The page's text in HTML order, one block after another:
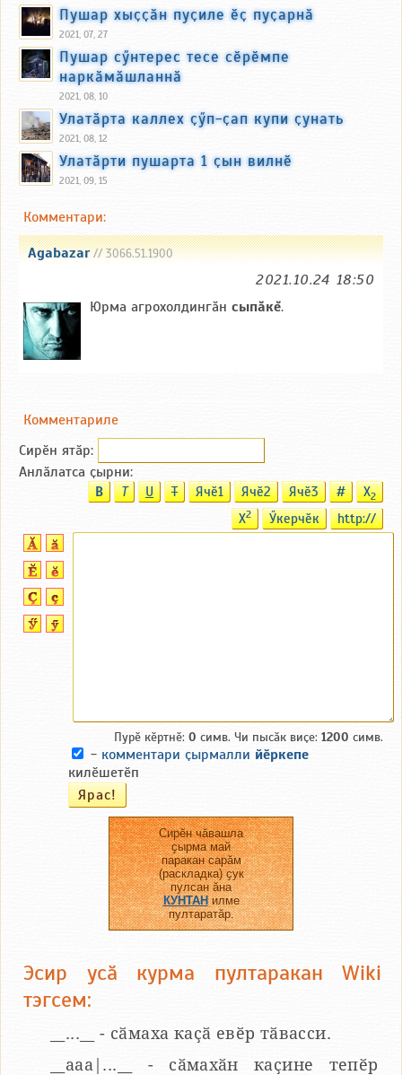
Пушар хыҫҫӑн пуҫиле ӗҫ пуҫарнӑ
2021, 07, 27
Пушар сӳнтерес тесе сӗрӗмпе
наркӑмӑшланнӑ
2021, 08, 10
Улатӑрта каллех ҫӳп-ҫап купи ҫунать
2021, 08, 12
Улатӑрти пушарта 1 ҫын вилнӗ
2021, 09, 15
Комментари:
Agabazar// 3066.51.1900
2021.10.24 18:50
Юрма агрохолдингăн сыпăкĕ.
Комментариле
Сирӗн ятӑp:
Анлӑлатса ҫырни:
B T U T Ячӗ1 Ячӗ2 Ячӗ3 # X2
X2 Ӳкерчӗк http://
Пурӗ кӗртнӗ: 0 симв. Чи пысӑк виҫе: 1200 симв.
- комментари ҫырмалли йӗркепе
килӗшетӗп
Сирӗн чӑвашла
ҫырма май
паракан сарӑм
(раскладка) ҫук
пулсан ӑна
КУНТАНилме
пултаратӑр.
Эсир усӑ курма пултаракан Wiki
тэгсем:
__...__ - сӑмаха каҫӑ евӗр тӑвасси.
__aaa|...__ - сӑмахӑн каҫине тепӗр